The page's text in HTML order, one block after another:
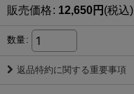
販売価格: 12,650円 (税込)
数量:
返品特約に関する重要事項